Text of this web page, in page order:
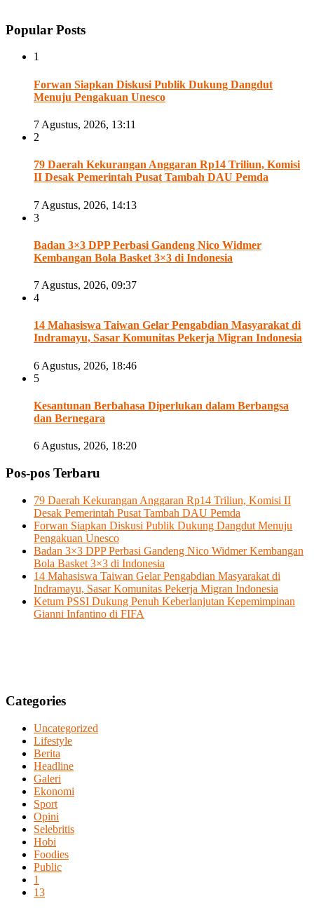
Popular Posts
1
Forwan Siapkan Diskusi Publik Dukung Dangdut
Menuju Pengakuan Unesco
7 Agustus, 2026, 13:11
2
79 Daerah Kekurangan Anggaran Rp14 Triliun, Komisi
II Desak Pemerintah Pusat Tambah DAU Pemda
7 Agustus, 2026, 14:13
3
Badan 3×3 DPP Perbasi Gandeng Nico Widmer
Kembangan Bola Basket 3×3 di Indonesia
7 Agustus, 2026, 09:37
4
14 Mahasiswa Taiwan Gelar Pengabdian Masyarakat di
Indramayu, Sasar Komunitas Pekerja Migran Indonesia
6 Agustus, 2026, 18:46
5
Kesantunan Berbahasa Diperlukan dalam Berbangsa
dan Bernegara
6 Agustus, 2026, 18:20
Pos-pos Terbaru
79 Daerah Kekurangan Anggaran Rp14 Triliun, Komisi II
Desak Pemerintah Pusat Tambah DAU Pemda
Forwan Siapkan Diskusi Publik Dukung Dangdut Menuju
Pengakuan Unesco
Badan 3×3 DPP Perbasi Gandeng Nico Widmer Kembangan
Bola Basket 3×3 di Indonesia
14 Mahasiswa Taiwan Gelar Pengabdian Masyarakat di
Indramayu, Sasar Komunitas Pekerja Migran Indonesia
Ketum PSSI Dukung Penuh Keberlanjutan Kepemimpinan
Gianni Infantino di FIFA
Categories
Uncategorized
Lifestyle
Berita
Headline
Galeri
Ekonomi
Sport
Opini
Selebritis
Hobi
Foodies
Public
1
13